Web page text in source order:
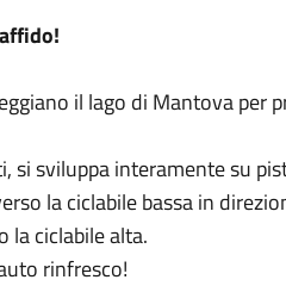
il lago di Mantova per
si sviluppa interamente su
la ciclabile bassa in
la ciclabile alta.
rinfresco!